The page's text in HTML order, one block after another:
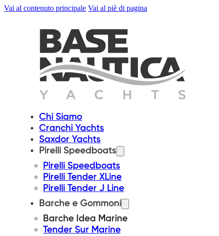
Vai al contenuto principale Vai al piè di pagina
Chi Siamo
Cranchi Yachts
Saxdor Yachts
Pirelli Speedboats
Pirelli Speedboats
Pirelli Tender XLine
Pirelli Tender J Line
Barche e Gommoni
Barche Idea Marine
Tender Sur Marine